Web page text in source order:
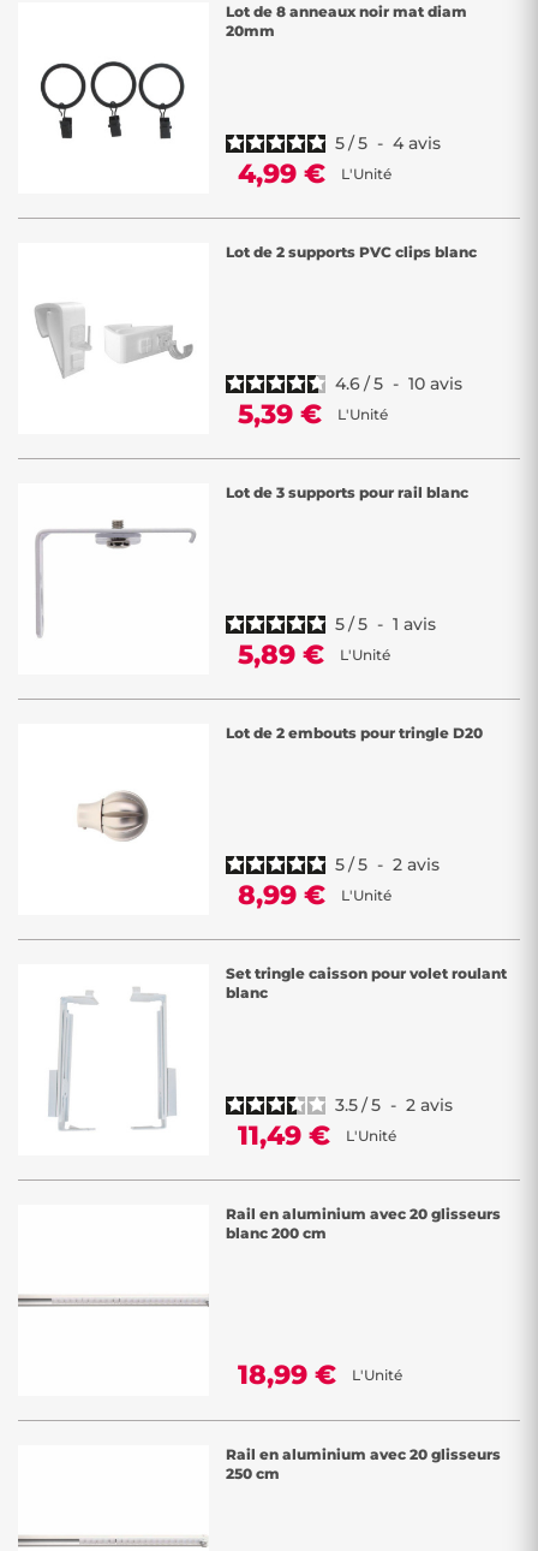
Lot de 8 anneaux noir mat diam
20mm
5/5 - 4 avis
4,99 € L'Unité
Lot de 2 supports PVC clips blanc
4.6/5 - 10 avis
5,39 € L'Unité
Lot de 3 supports pour rail blanc
5/5 - 1 avis
5,89 € L'Unité
Lot de 2 embouts pour tringle D20
5/5 - 2 avis
8,99 € L'Unité
Set tringle caisson pour volet roulant
blanc
3.5/5 - 2 avis
11,49 € L'Unité
Rail en aluminium avec 20 glisseurs
blanc 200 cm
18,99 € L'Unité
Rail en aluminium avec 20 glisseurs
250 cm